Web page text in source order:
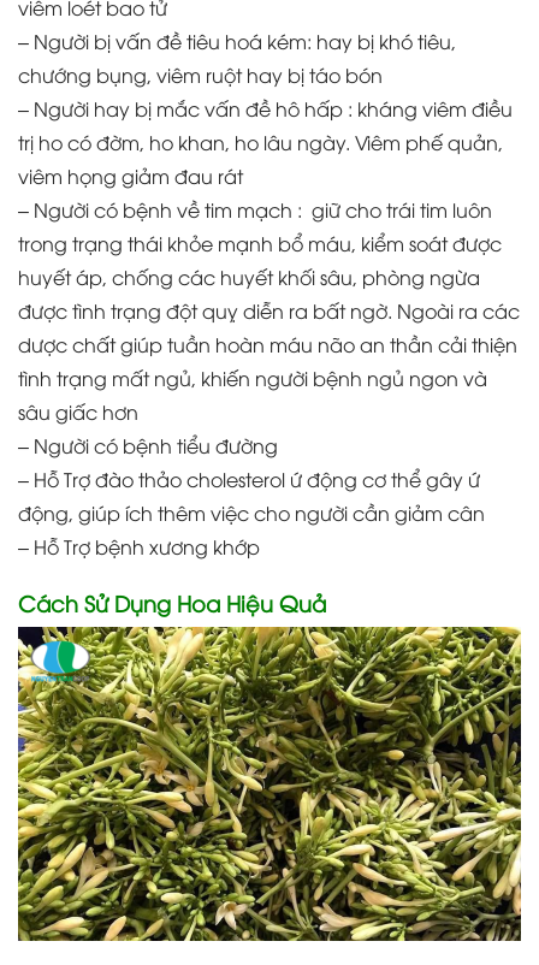
viêm loét bao tử
– Người bị vấn đề tiêu hoá kém: hay bị khó tiêu,
chướng bụng, viêm ruột hay bị táo bón
– Người hay bị mắc vấn đề hô hấp : kháng viêm điều
trị ho có đờm, ho khan, ho lâu ngày. Viêm phế quản,
viêm họng giảm đau rát
– Người có bệnh về tim mạch : giữ cho trái tim luôn
trong trạng thái khỏe mạnh bổ máu, kiểm soát được
huyết áp, chống các huyết khối sâu, phòng ngừa
được tình trạng đột quỵ diễn ra bất ngờ. Ngoài ra các
dược chất giúp tuần hoàn máu não an thần cải thiện
tình trạng mất ngủ, khiến người bệnh ngủ ngon và
sâu giấc hơn
– Người có bệnh tiểu đường
– Hỗ Trợ đào thảo cholesterol ứ động cơ thể gây ứ
động, giúp ích thêm việc cho người cần giảm cân
– Hỗ Trợ bệnh xương khớp
Cách Sử Dụng Hoa Hiệu Quả